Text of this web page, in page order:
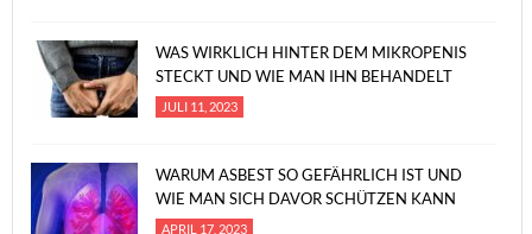
WAS WIRKLICH HINTER DEM MIKROPENIS
STECKT UND WIE MAN IHN BEHANDELT
JULI 11, 2023
WARUM ASBEST SO GEFÄHRLICH IST UND
WIE MAN SICH DAVOR SCHÜTZEN KANN
APRIL 17, 2023